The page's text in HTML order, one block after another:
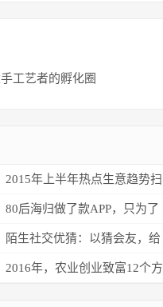
工艺者的孵化圈
2015年上半年热点生意趋势扫
80后海归做了款APP，只为了
决“女朋友跟妈妈同时掉水里先
谁”这个问题
陌生社交优猜：以猜会友，给
一个不一样的交流空间
2016年，农业创业致富12个方